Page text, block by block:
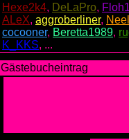
Hexe2k4, DeLaPro,
ALeX, aggroberliner,
cocooner, Beretta1989,
K_KKS, ...
Gästebucheintrag